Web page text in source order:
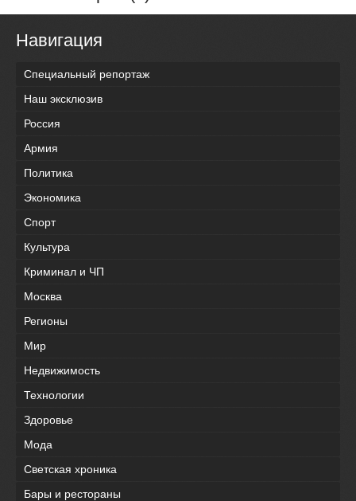
Навигация
Специальный репортаж
Наш эксклюзив
Россия
Армия
Политика
Экономика
Спорт
Культура
Криминал и ЧП
Москва
Регионы
Мир
Недвижимость
Технологии
Здоровье
Мода
Светская хроника
Бары и рестораны